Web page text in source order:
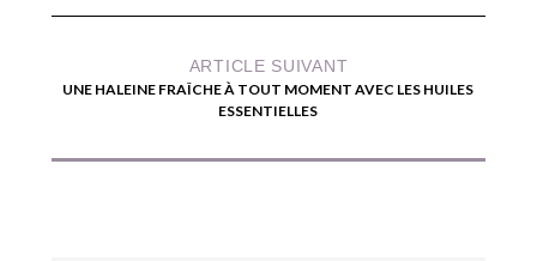
ARTICLE SUIVANT
UNE HALEINE FRAÎCHE À TOUT MOMENT AVEC LES HUILES
ESSENTIELLES